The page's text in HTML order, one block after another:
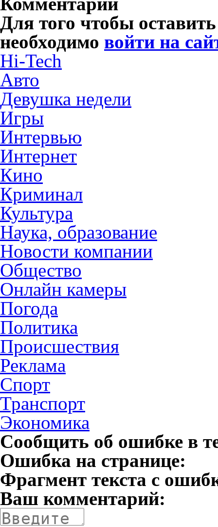
Для того чтобы
необходимо войти на
Hi-Tech
Авто
Девушка недели
Игры
Интервью
Интернет
Кино
Криминал
Культура
Наука, образование
Новости компании
Общество
Онлайн камеры
Погода
Политика
Происшествия
Реклама
Спорт
Транспорт
Экономика
Сообщить об ошибке в
Ошибка на странице:
Фрагмент текста с
Ваш комментарий: